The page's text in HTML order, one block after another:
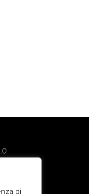
di